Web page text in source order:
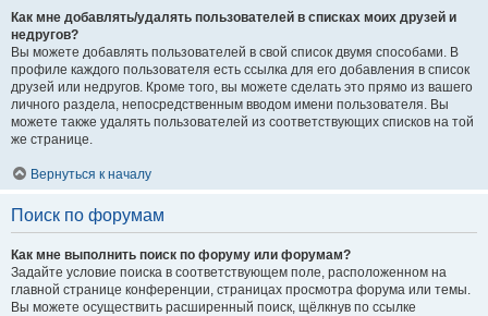
Как мне добавлять/удалять пользователей в списках моих друзей и
недругов?
Вы можете добавлять пользователей в свой список двумя способами. В
профиле каждого пользователя есть ссылка для его добавления в список
друзей или недругов. Кроме того, вы можете сделать это прямо из вашего
личного раздела, непосредственным вводом имени пользователя. Вы
можете также удалять пользователей из соответствующих списков на той
же странице.
Вернуться к началу
Поиск по форумам
Как мне выполнить поиск по форуму или форумам?
Задайте условие поиска в соответствующем поле, расположенном на
главной странице конференции, страницах просмотра форума или темы.
Вы можете осуществить расширенный поиск, щёлкнув по ссылке